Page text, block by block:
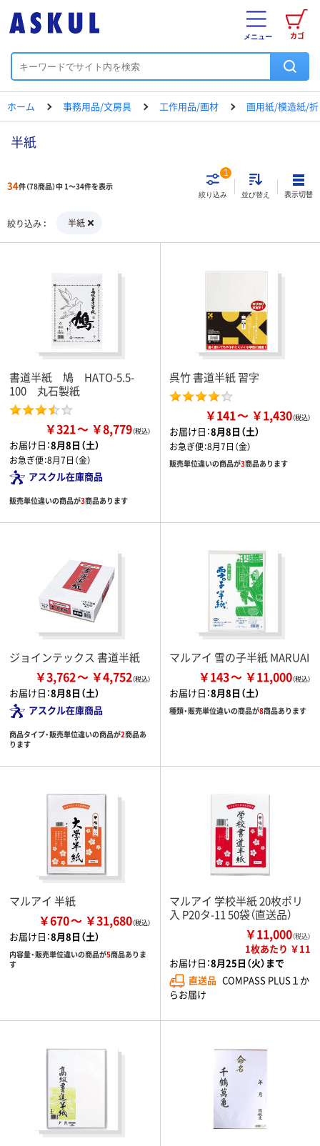
カゴ
メニュー
ホーム 事務用品/文房具 工作用品/画材 画用紙/模造紙/
半紙
34件（78商品）中 1～34件を表示
絞り込み
1
並び替え 表示切替
絞り込み 半紙
書道半紙 鳩 HATO-5.5-
100 丸石製紙
￥321 ￥8,779
お届け日：8月8日（土）
お急ぎ便：8月7日（金）
アスクル在庫商品
販売単位違いの商品が3商品あります
呉竹 書道半紙 習字
￥141 ￥1,430
お届け日：8月8日（土）
お急ぎ便：8月7日（金）
販売単位違いの商品が3商品あります
ジョインテックス 書道半紙
￥3,762 ￥4,752
お届け日：8月8日（土）
アスクル在庫商品
商品タイプ・販売単位違いの商品が2商品あ
ります
マルアイ 雪の子半紙 MARUAI
￥143 ￥11,000
お届け日：8月8日（土）
種類・販売単位違いの商品が8商品あります
マルアイ 半紙
￥670 ￥31,680
お届け日：8月8日（土）
内容量・販売単位違いの商品が5商品ありま
す
マルアイ 学校半紙 20枚ポリ
入 P20タ-11 50袋（直送品）
￥11,000（税込）
1枚あたり ￥11
お届け日：8月25日（火）まで
直送品 COMPASS PLUS１か
らお届け